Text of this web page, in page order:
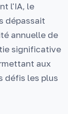
l'IA, le
dépassait
annuelle de
significative
aux
défis les plus